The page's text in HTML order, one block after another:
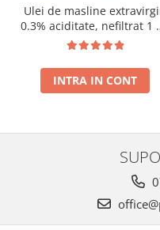
Ulei de masline
0.3% aciditate, nefiltrat 1 L
presat la rece RECOLTA
INTRA IN CONT